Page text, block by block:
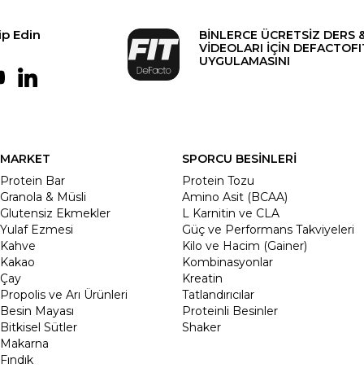
Edin
BİNLERCE ÜCRETSİZ DERS
VİDEOLARI İÇİN
UYGULAMASINI
MARKET
Protein Bar
Granola & Müsli
Glutensiz Ekmekler
Yulaf Ezmesi
Kahve
Kakao
Çay
Propolis ve Arı Ürünleri
Besin Mayası
Bitkisel Sütler
Makarna
Fındık
SPORCU BESİNLERİ
Protein Tozu
Amino Asit (BCAA)
L Karnitin ve CLA
Güç ve Performans Takviyeleri
Kilo ve Hacim (Gainer)
Kombinasyonlar
Kreatin
Tatlandırıcılar
Proteinli Besinler
Shaker